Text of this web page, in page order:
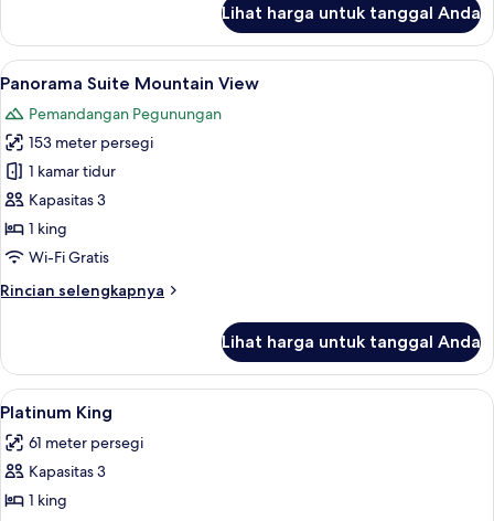
Panorama
Suite
Mountain
View
Lihat harga untuk tanggal Anda
Lihat
semua
foto
untuk
Panorama
Suite
Mountain
View
Seprai katun Mesir, seprai premium,
4
Panorama Suite Mountain View
Pemandangan Pegunungan
153 meter persegi
1 kamar tidur
Kapasitas 3
1 king
Wi-Fi Gratis
Rincian selengkapnya
Rincian
Panorama
Suite
Mountain
Lihat harga untuk tanggal Anda
Lihat
semua
foto
untuk
Platinum
Seprai katun Mesir, seprai premium,
3
Platinum King
61 meter persegi
Kapasitas 3
1 king